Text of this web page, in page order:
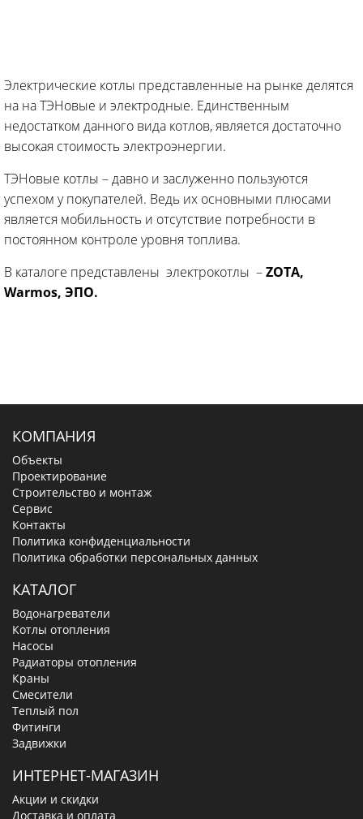
Электрические котлы представленные на рынке делятся
на на ТЭНовые и электродные. Единственным
недостатком данного вида котлов, является достаточно
высокая стоимость электроэнергии.
ТЭНовые котлы – давно и заслуженно пользуются
успехом у покупателей. Ведь их основными плюсами
является мобильность и отсутствие потребности в
постоянном контроле уровня топлива.
В каталоге представлены электрокотлы –ZOTA,
Warmos, ЭПО.
КОМПАНИЯ
Объекты
Проектирование
Строительство и монтаж
Сервис
Контакты
Политика конфиденциальности
Политика обработки персональных данных
КАТАЛОГ
Водонагреватели
Котлы отопления
Насосы
Радиаторы отопления
Краны
Смесители
Теплый пол
Фитинги
Задвижки
ИНТЕРНЕТ-МАГАЗИН
Акции и скидки
Доставка и оплата